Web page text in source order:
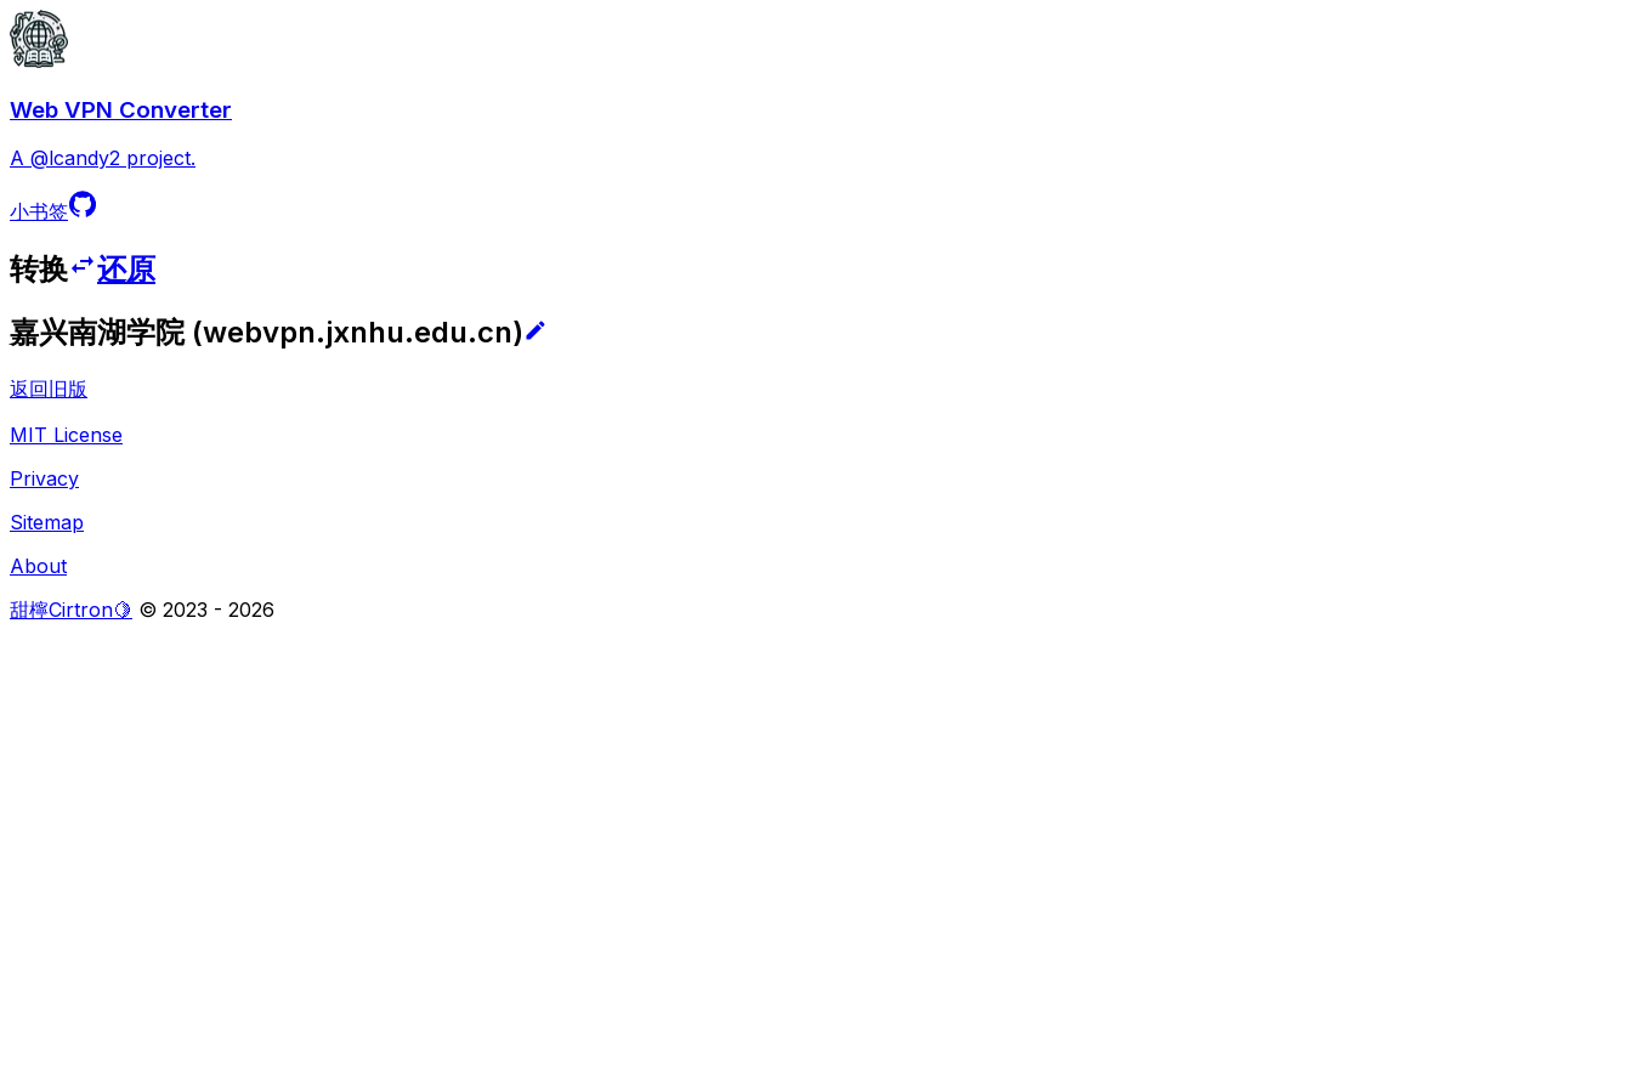
Web VPN Converter
A @lcandy2 project.
小书签
转换
还原
嘉兴南湖学院(webvpn.jxnhu.edu.cn)
返回旧版
MIT License
Privacy
Sitemap
About
甜檸Cirtron🍋 © 2023 - 2026